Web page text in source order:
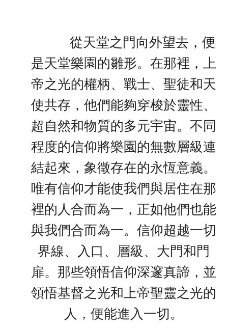
從天堂之門向外望去，便
是天堂樂園的雛形。在那裡，上
帝之光的權柄、戰士、聖徒和天
使共存，他們能夠穿梭於靈性、
超自然和物質的多元宇宙。不同
程度的信仰將樂園的無數層級連
結起來，象徵存在的永恆意義。
唯有信仰才能使我們與居住在那
裡的人合而為一，正如他們也能
與我們合而為一。信仰超越一切
界線、入口、層級、大門和門
扉。那些領悟信仰深邃真諦，並
領悟基督之光和上帝聖靈之光的
人，便能進入一切。